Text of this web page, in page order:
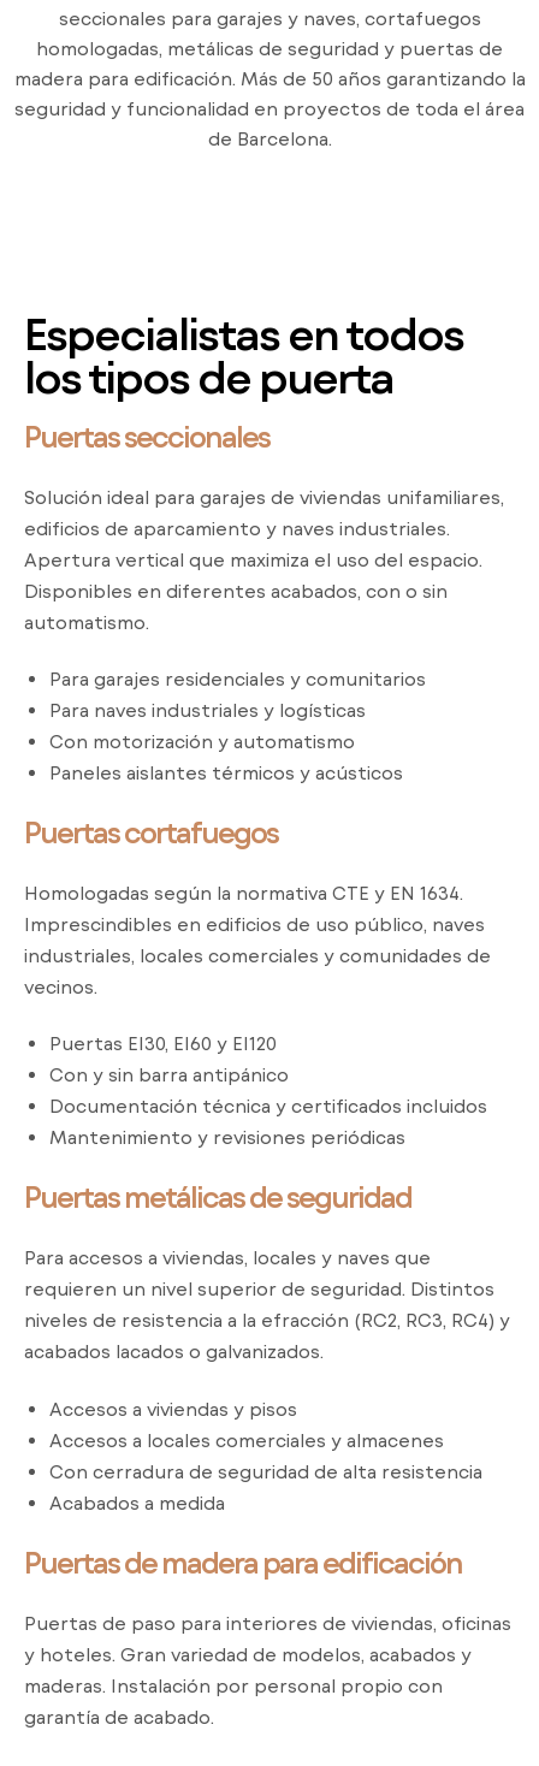
seccionales para garajes y naves, cortafuegos
homologadas, metálicas de seguridad y puertas de
madera para edificación. Más de 50 años garantizando la
seguridad y funcionalidad en proyectos de toda el área
de Barcelona.
Especialistas en todos
los tipos de puerta
Puertas seccionales
Solución ideal para garajes de viviendas unifamiliares,
edificios de aparcamiento y naves industriales.
Apertura vertical que maximiza el uso del espacio.
Disponibles en diferentes acabados, con o sin
automatismo.
Para garajes residenciales y comunitarios
Para naves industriales y logísticas
Con motorización y automatismo
Paneles aislantes térmicos y acústicos
Puertas cortafuegos
Homologadas según la normativa CTE y EN 1634.
Imprescindibles en edificios de uso público, naves
industriales, locales comerciales y comunidades de
vecinos.
Puertas EI30, EI60 y EI120
Con y sin barra antipánico
Documentación técnica y certificados incluidos
Mantenimiento y revisiones periódicas
Puertas metálicas de seguridad
Para accesos a viviendas, locales y naves que
requieren un nivel superior de seguridad. Distintos
niveles de resistencia a la efracción (RC2, RC3, RC4) y
acabados lacados o galvanizados.
Accesos a viviendas y pisos
Accesos a locales comerciales y almacenes
Con cerradura de seguridad de alta resistencia
Acabados a medida
Puertas de madera para edificación
Puertas de paso para interiores de viviendas, oficinas
y hoteles. Gran variedad de modelos, acabados y
maderas. Instalación por personal propio con
garantía de acabado.